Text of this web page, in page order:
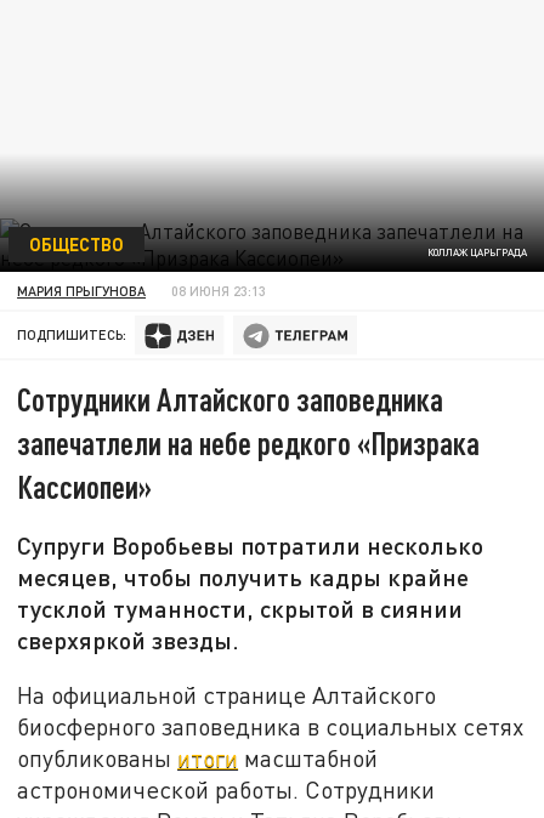
КОЛЛАЖ ЦАРЬГРАДА
ОБЩЕСТВО
МАРИЯ ПРЫГУНОВА 08 ИЮНЯ 23:13
ПОДПИШИТЕСЬ:
Сотрудники Алтайского заповедника
запечатлели на небе редкого «Призрака
Кассиопеи»
Супруги Воробьевы потратили несколько
месяцев, чтобы получить кадры крайне
тусклой туманности, скрытой в сиянии
сверхяркой звезды.
На официальной странице Алтайского
биосферного заповедника в социальных сетях
опубликованы итоги масштабной
астрономической работы. Сотрудники